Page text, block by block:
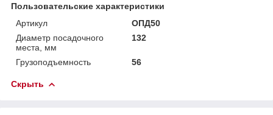
Пользовательские характеристики
Артикул
ОПД50
Диаметр посадочного
места, мм
132
Грузоподъемность 56
Скрыть